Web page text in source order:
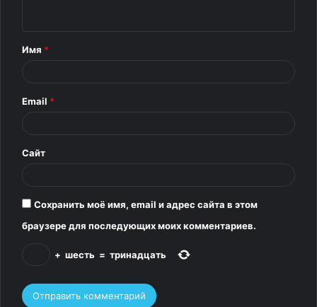
иммунных клеток, которые, активизируясь, поглощают
месяца, во что врачи не могли поверить.
и
*
Имя *
Email *
Сайт
Сохранить моё имя, email и адрес сайта в этом
браузере для последующих моих комментариев.
+ шесть = тринадцать